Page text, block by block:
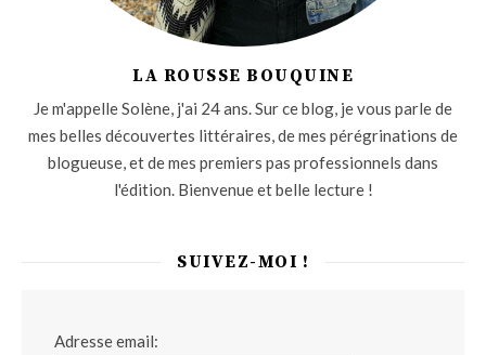
LA ROUSSE BOUQUINE
Je m'appelle Solène, j'ai 24 ans. Sur ce blog, je vous parle de
mes belles découvertes littéraires, de mes pérégrinations de
blogueuse, et de mes premiers pas professionnels dans
l'édition. Bienvenue et belle lecture !
SUIVEZ-MOI !
Adresse email: